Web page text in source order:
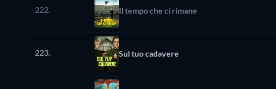
222. Il tempo che ci rimane
223. Sul tuo cadavere